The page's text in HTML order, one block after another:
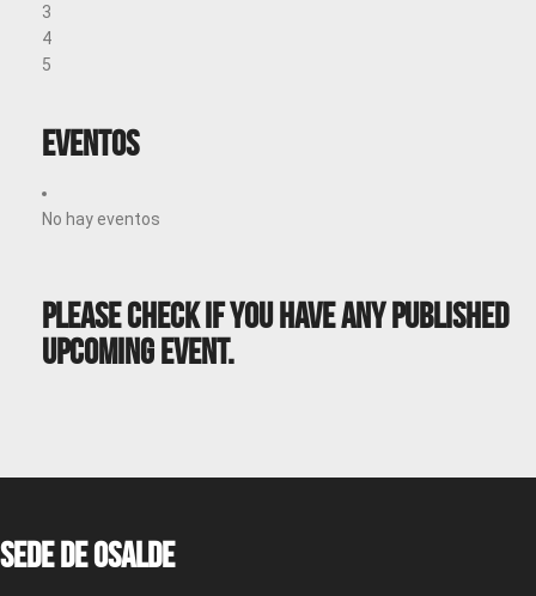
3
4
5
Eventos
No hay eventos
Please Check If You Have Any Published
Upcoming Event.
Sede de OSALDE